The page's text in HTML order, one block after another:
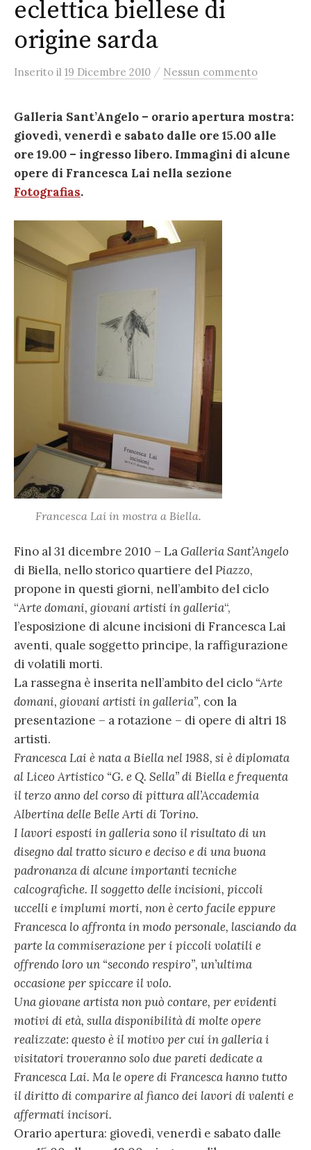
eclettica biellese di
origine sarda
Inserito il 19 Dicembre 2010 / Nessun commento
Galleria Sant’Angelo – orario apertura mostra:
giovedì, venerdì e sabato dalle ore 15.00 alle
ore 19.00 – ingresso libero. Immagini di alcune
opere di Francesca Lai nella sezione
Fotografias.
Francesca Lai in mostra a Biella.
Fino al 31 dicembre 2010 – LaGalleria Sant’Angelo
di Biella, nello storico quartiere delPiazzo,
propone in questi giorni, nell’ambito del ciclo
“Arte domani, giovani artisti in galleria“,
l’esposizione di alcune incisioni di Francesca Lai
aventi, quale soggetto principe, la raffigurazione
di volatili morti.
La rassegna è inserita nell’ambito del ciclo “Arte
domani, giovani artisti in galleria”, con la
presentazione – a rotazione – di opere di altri 18
artisti.
Francesca Lai è nata a Biella nel 1988, si è diplomata
al Liceo Artistico “G. e Q. Sella” di Biella e frequenta
il terzo anno del corso di pittura all’Accademia
Albertina delle Belle Arti di Torino.
I lavori esposti in galleria sono il risultato di un
disegno dal tratto sicuro e deciso e di una buona
padronanza di alcune importanti tecniche
calcografiche. Il soggetto delle incisioni, piccoli
uccelli e implumi morti, non è certo facile eppure
Francesca lo affronta in modo personale, lasciando da
parte la commiserazione per i piccoli volatili e
offrendo loro un “secondo respiro”, un’ultima
occasione per spiccare il volo.
Una giovane artista non può contare, per evidenti
motivi di età, sulla disponibilità di molte opere
realizzate: questo è il motivo per cui in galleria i
visitatori troveranno solo due pareti dedicate a
Francesca Lai. Ma le opere di Francesca hanno tutto
il diritto di comparire al fianco dei lavori di valenti e
affermati incisori.
Orario apertura: giovedì, venerdì e sabato dalle